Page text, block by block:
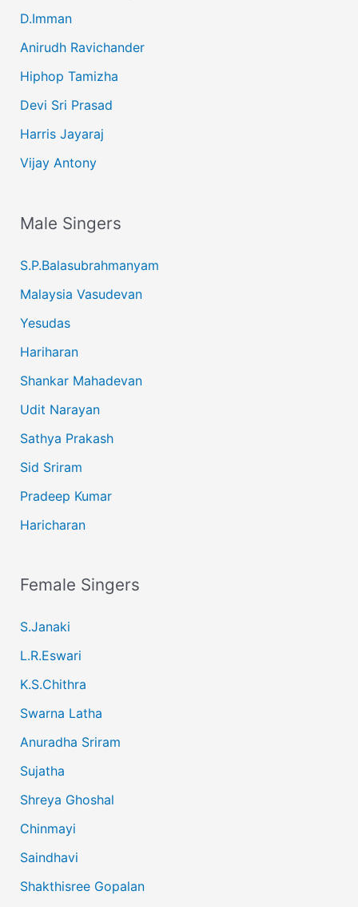
D.Imman
Anirudh Ravichander
Hiphop Tamizha
Devi Sri Prasad
Harris Jayaraj
Vijay Antony
Male Singers
S.P.Balasubrahmanyam
Malaysia Vasudevan
Yesudas
Hariharan
Shankar Mahadevan
Udit Narayan
Sathya Prakash
Sid Sriram
Pradeep Kumar
Haricharan
Female Singers
S.Janaki
L.R.Eswari
K.S.Chithra
Swarna Latha
Anuradha Sriram
Sujatha
Shreya Ghoshal
Chinmayi
Saindhavi
Shakthisree Gopalan